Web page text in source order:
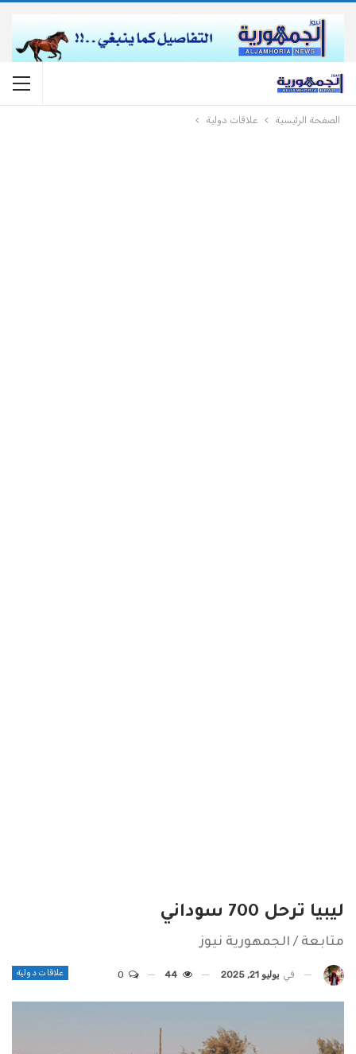
الصفحة الرئيسية علاقات دولية
ليبيا ترحل 700 سوداني
متابعة / الجمهورية نيوز
علاقات دولية في يوليو 21, 2025 44